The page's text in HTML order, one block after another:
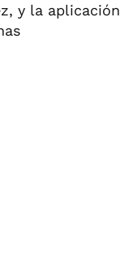
y la aplicación